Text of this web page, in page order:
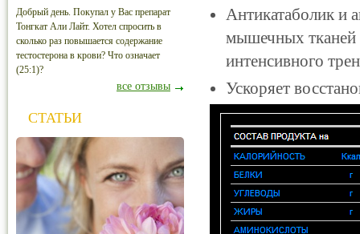
Антикатаболик и
мышечных тканей
интенсивного
Ускоряет
Добрый день. Покупал у Вас препарат
Тонгкат Али Лайт. Хотел спросить в
сколько раз повышается содержание
тестостерона в крови? Что означает
(25:1)?
все отзывы
СТАТЬИ